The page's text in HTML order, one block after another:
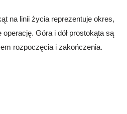
na linii życia reprezentuje okres,
Góra i dół prostokąta są
rozpoczęcia i zakończenia.